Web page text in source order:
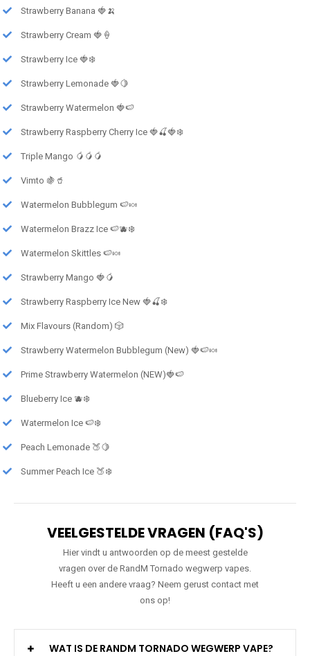
Strawberry Banana 🍓🍌
Strawberry Cream 🍓🍦
Strawberry Ice 🍓❄️
Strawberry Lemonade 🍓🍋
Strawberry Watermelon 🍓🍉
Strawberry Raspberry Cherry Ice 🍓🍒🍓❄️
Triple Mango 🥭🥭🥭
Vimto 🍇🥤
Watermelon Bubblegum 🍉🍬
Watermelon Brazz Ice 🍉🫐❄️
Watermelon Skittles 🍉🍬
Strawberry Mango 🍓🥭
Strawberry Raspberry Ice New 🍓🍒❄️
Mix Flavours (Random) 🎲
Strawberry Watermelon Bubblegum (New) 🍓🍉🍬
Prime Strawberry Watermelon (NEW)🍓🍉
Blueberry Ice 🫐❄️
Watermelon Ice 🍉❄️
Peach Lemonade 🍑🍋
Summer Peach Ice 🍑❄️
VEELGESTELDE VRAGEN (FAQ'S)
Hier vindt u antwoorden op de meest gestelde
vragen over de RandM Tornado wegwerp vapes.
Heeft u een andere vraag? Neem gerust contact met
ons op!
WAT IS DE RANDM TORNADO WEGWERP VAPE?